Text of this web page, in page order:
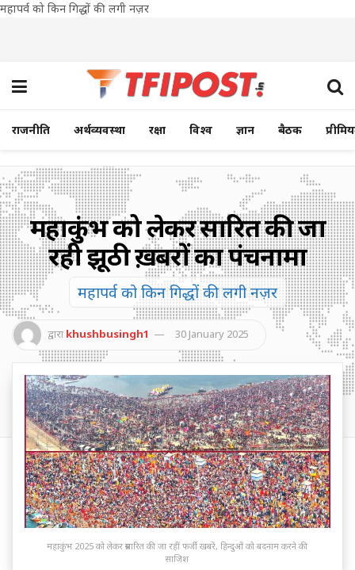
महापर्व को किन गिद्धों की लगी नज़र
राजनीति अर्थव्यवस्था रक्षा विश्व ज्ञान बैठक
महाकुंभ को लेकर प्रसारित की जा
रही झूठी ख़बरों का पंचनामा
महापर्व को किन गिद्धों की लगी नज़र
द्वारा khushbusingh1 30 January 2025
महाकुंभ 2025 को लेकर प्रसारित की जा रहीं फर्जी खबरें, हिन्दुओं को बदनाम करने की
साजिश